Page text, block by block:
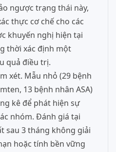
ngược trạng thái này,
thực cơ chế cho các
khuyến nghị hiện tại
thời xác định một
quả điều trị.
xét. Mẫu nhỏ (29 bệnh
13 bệnh nhân ASA)
kê để phát hiện sự
nhóm. Đánh giá tại
sau 3 tháng không giải
hoặc tính bền vững